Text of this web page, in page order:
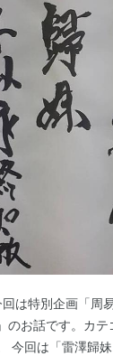
は特別企画「周
のお話です。カテ
今回は「雷澤歸